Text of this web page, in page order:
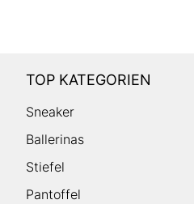
TOP KATEGORIEN
Sneaker
Ballerinas
Stiefel
Pantoffel